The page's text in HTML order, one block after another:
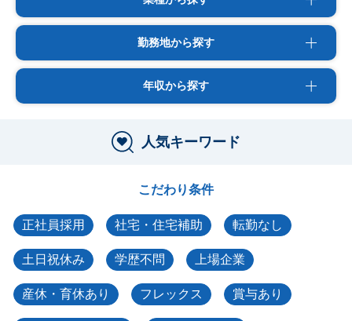
勤務地から探す
年収から探す
人気キーワード
こだわり条件
正社員採用 社宅・住宅補助 転勤なし
土日祝休み 学歴不問 上場企業
産休・育休あり フレックス 賞与あり